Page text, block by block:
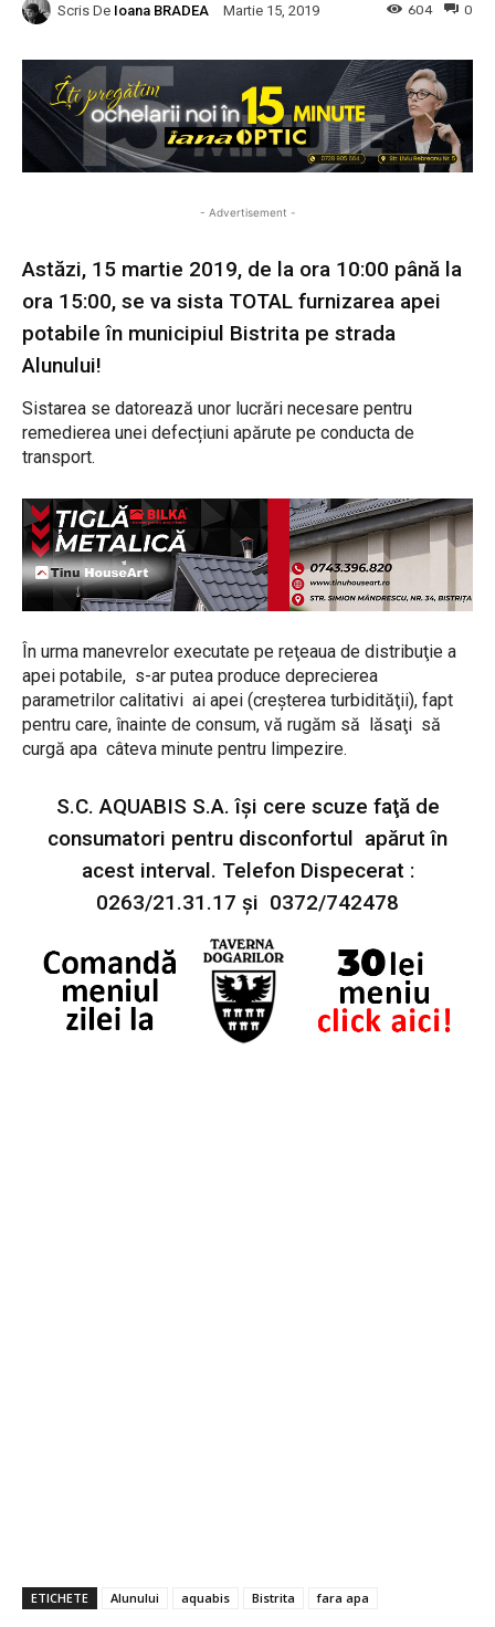
Scris De Ioana BRADEA Martie 15, 2019 0
604
- Advertisement -
Astăzi, 15 martie 2019, de la ora 10:00 până la
ora 15:00, se va sista TOTAL furnizarea apei
potabile în municipiul Bistrita pe strada
Alunului!
Sistarea se datorează unor lucrări necesare pentru
remedierea unei defecțiuni apărute pe conducta de
transport.
În urma manevrelor executate pe reţeaua de distribuţie a
apei potabile, s-ar putea produce deprecierea
parametrilor calitativi ai apei (creşterea turbidităţii), fapt
pentru care, înainte de consum, vă rugăm să lăsaţi să
curgă apa câteva minute pentru limpezire.
S.C. AQUABIS S.A. îşi cere scuze faţă de
consumatori pentru disconfortul apărut în
acest interval. Telefon Dispecerat :
0263/21.31.17 şi 0372/742478
ETICHETE Alunului aquabis Bistrita fara apa